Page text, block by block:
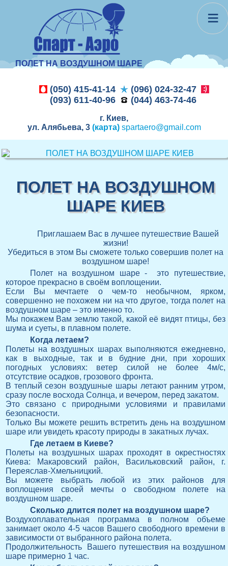
ПОЛЕТ НА ВОЗДУШНОМ ШАРЕ
(050) 415-41-14
(096) 024-32-47
(093) 611-40-96
(044) 463-74-46
г. Киев,
ул. Алябьева, 3 (карта) spartaero@gmail.com
ПОЛЕТ НА ВОЗДУШНОМ
ШАРЕ КИЕВ
Приглашаем Вас в лучшее путешествие Вашей
жизни!
Убедиться в этом Вы сможете только совершив полет на
воздушном шаре!
Полет на воздушном шаре - это путешествие,
которое прекрасно в своём воплощении.
Если Вы мечтаете о чем-то необычном, ярком,
совершенно не похожем ни на что другое, тогда полет на
воздушном шаре – это именно то.
Мы покажем Вам землю такой, какой её видят птицы, без
шума и суеты, в плавном полете.
Когда летаем?
Полеты на воздушных шарах выполняются ежедневно,
как в выходные, так и в будние дни, при хороших
погодных условиях: ветер силой не более 4м/с,
отсутствие осадков, грозового фронта.
В теплый сезон воздушные шары летают ранним утром,
сразу после восхода Солнца, и вечером, перед закатом.
Это связано с природными условиями и правилами
безопасности.
Только Вы можете решить встретить день на воздушном
шаре или увидеть красоту природы в закатных лучах.
Где летаем в Киеве?
Полеты на воздушных шарах проходят в окрестностях
Киева: Макаровский район, Васильковский район, г.
Переяслав-Хмельницкий.
Вы можете выбрать любой из этих районов для
воплощения своей мечты о свободном полете на
воздушном шаре.
Сколько длится полет на воздушном шаре?
Воздухоплавательная программа в полном объеме
занимает около 4-5 часов Вашего свободного времени в
зависимости от выбранного района полета.
Продолжительность Вашего путешествия на воздушном
шаре примерно 1 час.
≡